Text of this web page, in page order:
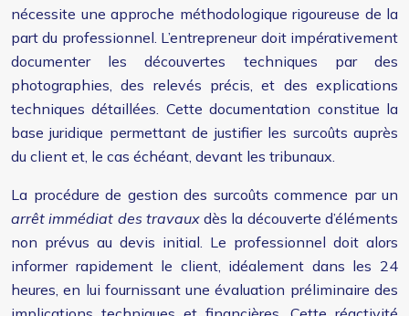
nécessite une approche méthodologique rigoureuse de la
part du professionnel. L’entrepreneur doit impérativement
documenter les découvertes techniques par des
photographies, des relevés précis, et des explications
techniques détaillées. Cette documentation constitue la
base juridique permettant de justifier les surcoûts auprès
du client et, le cas échéant, devant les tribunaux.
La procédure de gestion des surcoûts commence par un
arrêt immédiat des travauxdès la découverte d’éléments
non prévus au devis initial. Le professionnel doit alors
informer rapidement le client, idéalement dans les 24
heures, en lui fournissant une évaluation préliminaire des